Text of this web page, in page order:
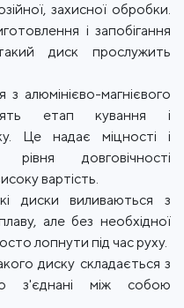
захисної обробки.
і запобігання
диск прослужить
алюмінієво-магнієвого
етап кування і
Це надає міцності і
довговічності
вартість.
диски виливаються з
але без необхідної
лопнути під час руху.
диску складається з
з'єднані між собою